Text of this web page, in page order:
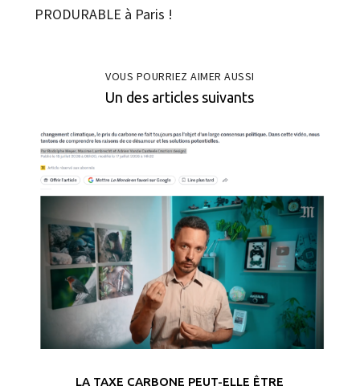
PRODURABLE à Paris !
VOUS POURRIEZ AIMER AUSSI
Un des articles suivants
LA TAXE CARBONE PEUT-ELLE ÊTRE